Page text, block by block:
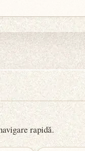
rapidă.